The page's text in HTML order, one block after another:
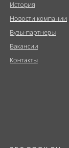
История
Новости компании
Вузы-партнеры
Вакансии
Контакты